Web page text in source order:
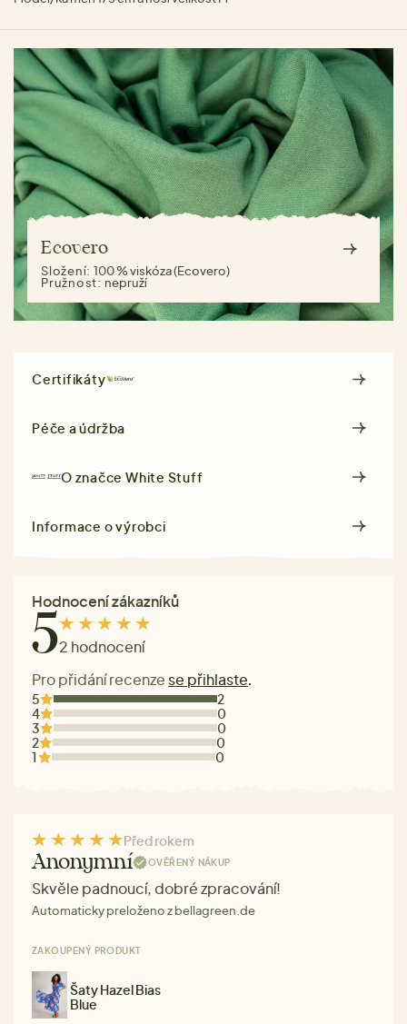
Ecovero
Složení:100 % viskóza (Ecovero)
Pružnost: nepruží
Certifikáty
Péče a údržba
O značceWhite Stuff
Informace o výrobci
Hodnocení zákazníků
52 hodnocení
Pro přidání recenze se přihlaste.
5
2
4
0
3
0
2
0
1
0
Před rokem
Anonymní OVĚŘENÝ NÁKUP
Skvěle padnoucí, dobré zpracování!
Automaticky preloženo z bellagreen.de
ZAKOUPENÝ PRODUKT
Šaty Hazel Bias
Blue